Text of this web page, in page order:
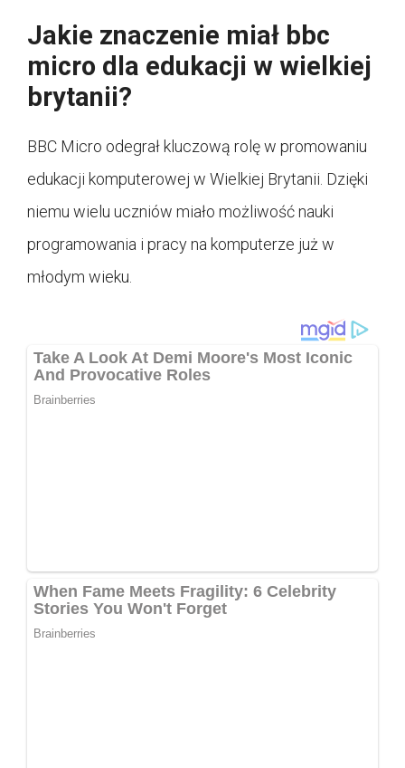
Jakie znaczenie miał bbc
micro dla edukacji w wielkiej
brytanii?
BBC Micro odegrał kluczową rolę w promowaniu
edukacji komputerowej w Wielkiej Brytanii. Dzięki
niemu wielu uczniów miało możliwość nauki
programowania i pracy na komputerze już w
młodym wieku.